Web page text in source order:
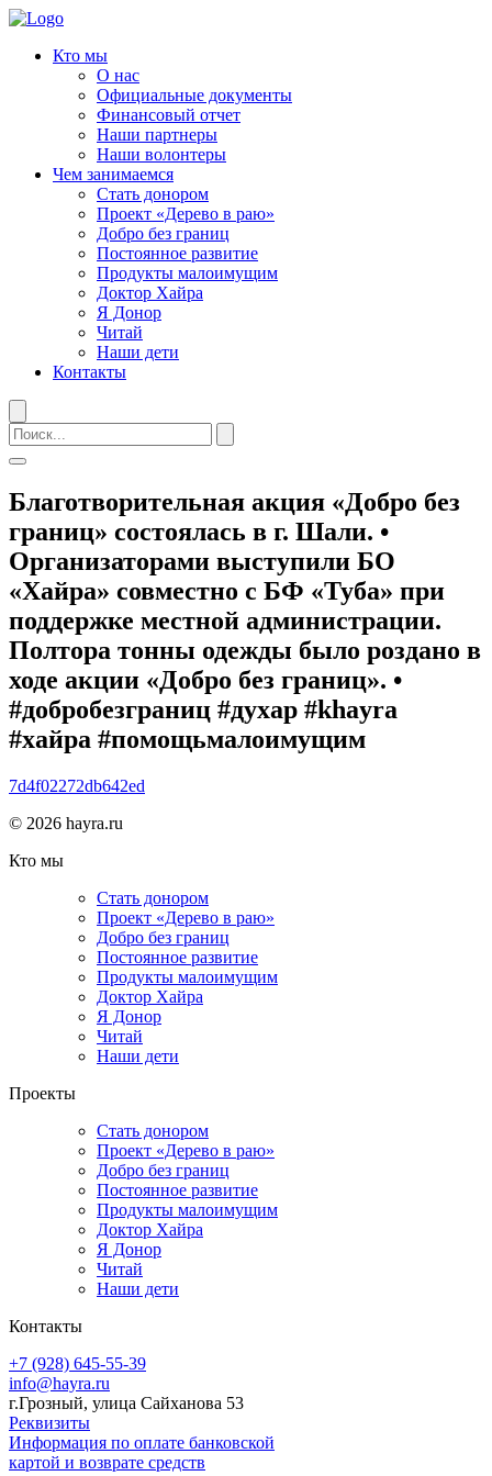
Кто мы
О нас
Официальные документы
Финансовый отчет
Наши партнеры
Наши волонтеры
Чем занимаемся
Стать донором
Проект «Дерево в раю»
Добро без границ
Постоянное развитие
Продукты малоимущим
Доктор Хайра
Я Донор
Читай
Наши дети
Контакты
Благотворительная акция «Добро без
границ» состоялась в г. Шали. •
Организаторами выступили БО
«Хайра» совместно с БФ «Туба» при
поддержке местной администрации.
Полтора тонны одежды было роздано в
ходе акции «Добро без границ». •
#добробезграниц #духар #khayra
#хайра #помощьмалоимущим
7d4f02272db642ed
© 2026 hayra.ru
Кто мы
Стать донором
Проект «Дерево в раю»
Добро без границ
Постоянное развитие
Продукты малоимущим
Доктор Хайра
Я Донор
Читай
Наши дети
Проекты
Стать донором
Проект «Дерево в раю»
Добро без границ
Постоянное развитие
Продукты малоимущим
Доктор Хайра
Я Донор
Читай
Наши дети
Контакты
+7 (928) 645-55-39
info@hayra.ru
г.Грозный, улица Сайханова 53
Реквизиты
Информация по оплате банковской
картой и возврате средств